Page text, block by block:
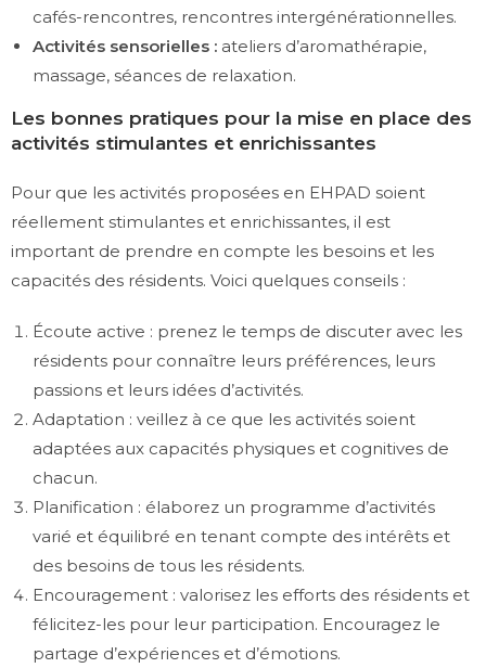
cafés-rencontres, rencontres intergénérationnelles.
Activités sensorielles : ateliers d’aromathérapie,
massage, séances de relaxation.
Les bonnes pratiques pour la mise en place des
activités stimulantes et enrichissantes
Pour que les activités proposées en EHPAD soient
réellement stimulantes et enrichissantes, il est
important de prendre en compte les besoins et les
capacités des résidents. Voici quelques conseils :
Écoute active : prenez le temps de discuter avec les
résidents pour connaître leurs préférences, leurs
passions et leurs idées d’activités.
Adaptation : veillez à ce que les activités soient
adaptées aux capacités physiques et cognitives de
chacun.
Planification : élaborez un programme d’activités
varié et équilibré en tenant compte des intérêts et
des besoins de tous les résidents.
Encouragement : valorisez les efforts des résidents et
félicitez-les pour leur participation. Encouragez le
partage d’expériences et d’émotions.